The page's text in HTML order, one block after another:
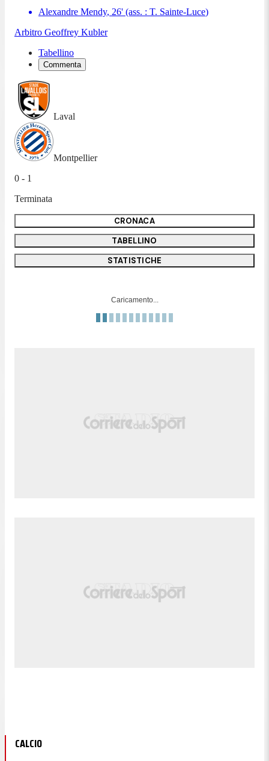
Alexandre Mendy, 26' (ass. : T. Sainte-Luce)
Arbitro Geoffrey Kubler
Tabellino
Commenta
Laval
Montpellier
0 - 1
Terminata
CRONACA
TABELLINO
STATISTICHE
Caricamento...
CALCIO